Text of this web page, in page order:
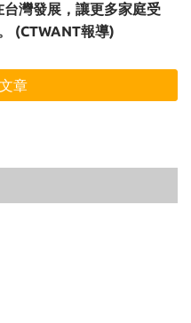
灣發展，讓更多家庭受
(CTWANT報導)
章
式遊戲大公開！
的玩具 ? 3-6歲玩具